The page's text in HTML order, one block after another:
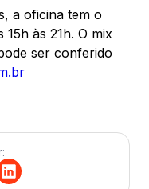
a oficina tem o
às 21h. O mix
ser conferido